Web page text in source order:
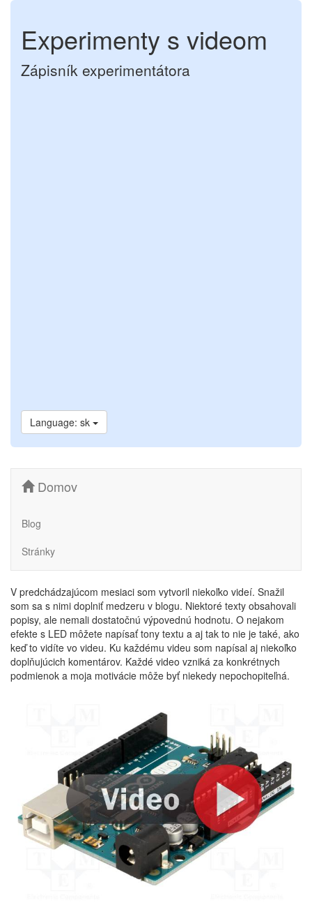
Experimenty s videom
Zápisník experimentátora
Language: sk
Domov
Blog
Stránky
V predchádzajúcom mesiaci som vytvoril niekoľko videí. Snažil
som sa s nimi doplniť medzeru v blogu. Niektoré texty obsahovali
popisy, ale nemali dostatočnú výpovednú hodnotu. O nejakom
efekte s LED môžete napísať tony textu a aj tak to nie je také, ako
keď to vidíte vo videu. Ku každému videu som napísal aj niekoľko
doplňujúcich komentárov. Každé video vzniká za konkrétnych
podmienok a moja motivácie môže byť niekedy nepochopiteľná.